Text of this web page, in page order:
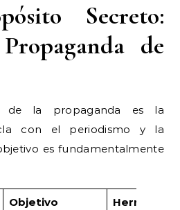
Secreto:
de
de la propaganda es la
con el periodismo y la
es fundamentalmente
Objetivo